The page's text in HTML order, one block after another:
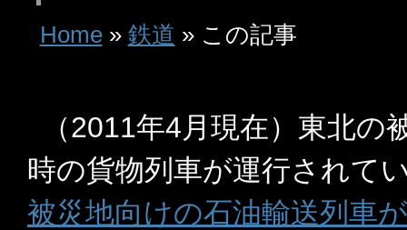
Home» 鉄道 » この記事
（2011年4月現在）東北
時の貨物列車が運行されて
被災地向けの石油輸送列車